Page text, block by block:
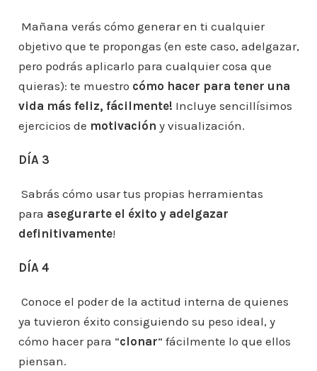
Mañana verás cómo generar en ti cualquier
objetivo que te propongas (en este caso, adelgazar,
pero podrás aplicarlo para cualquier cosa que
quieras): te muestro cómo hacer para tener una
vida más feliz, fácilmente! Incluye sencillísimos
ejercicios de motivación y visualización.
DÍA 3
Sabrás cómo usar tus propias herramientas
para asegurarte el éxito y adelgazar
definitivamente!
DÍA 4
Conoce el poder de la actitud interna de quienes
ya tuvieron éxito consiguiendo su peso ideal, y
cómo hacer para “clonar” fácilmente lo que ellos
piensan.